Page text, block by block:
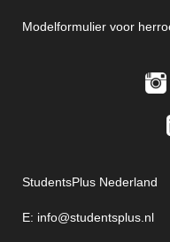
Modelformulier voor
StudentsPlus Nederland
E: info@studentsplus.nl